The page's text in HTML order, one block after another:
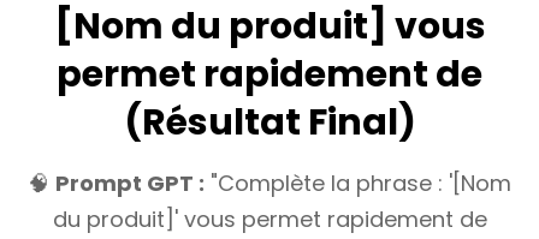
[Nom du produit] vous
permet rapidement de
(Résultat Final)
🧠 Prompt GPT : "Complète la phrase : '[Nom
du produit]' vous permet rapidement de